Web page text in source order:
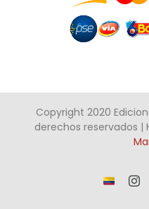
Copyright 2020
derechos reservados |
¡Somos